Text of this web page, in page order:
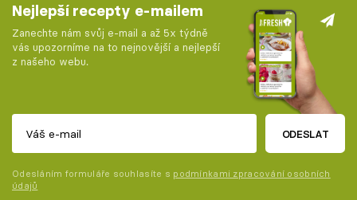
Nejlepší recepty e-mailem
Zanechte nám svůj e-mail a až 5x týdně
vás upozorníme na to nejnovější a nejlepší
z našeho webu.
ODESLAT
Odesláním formuláře souhlasíte s podmínkami zpracování osobních
údajů